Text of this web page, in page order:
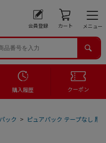
会員登録 カート メニュー
購入履歴 クーポン
ック > ピュアパック テープなし 厚口